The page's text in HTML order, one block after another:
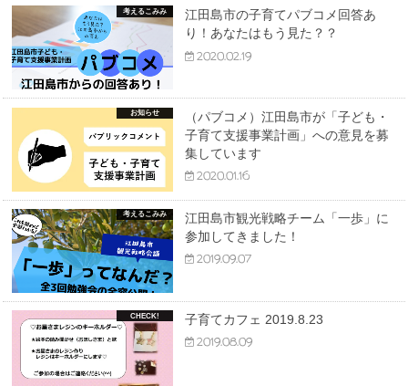
考えるこみみ
江田島市の子育てパブコメ回答あ
り！あなたはもう見た？？
2020.02.19
お知らせ
（パブコメ）江田島市が「子ども・
子育て支援事業計画」への意見を募
集しています
2020.01.16
考えるこみみ
江田島市観光戦略チーム「一歩」に
参加してきました！
2019.09.07
子育てカフェ 2019.8.23
2019.08.09